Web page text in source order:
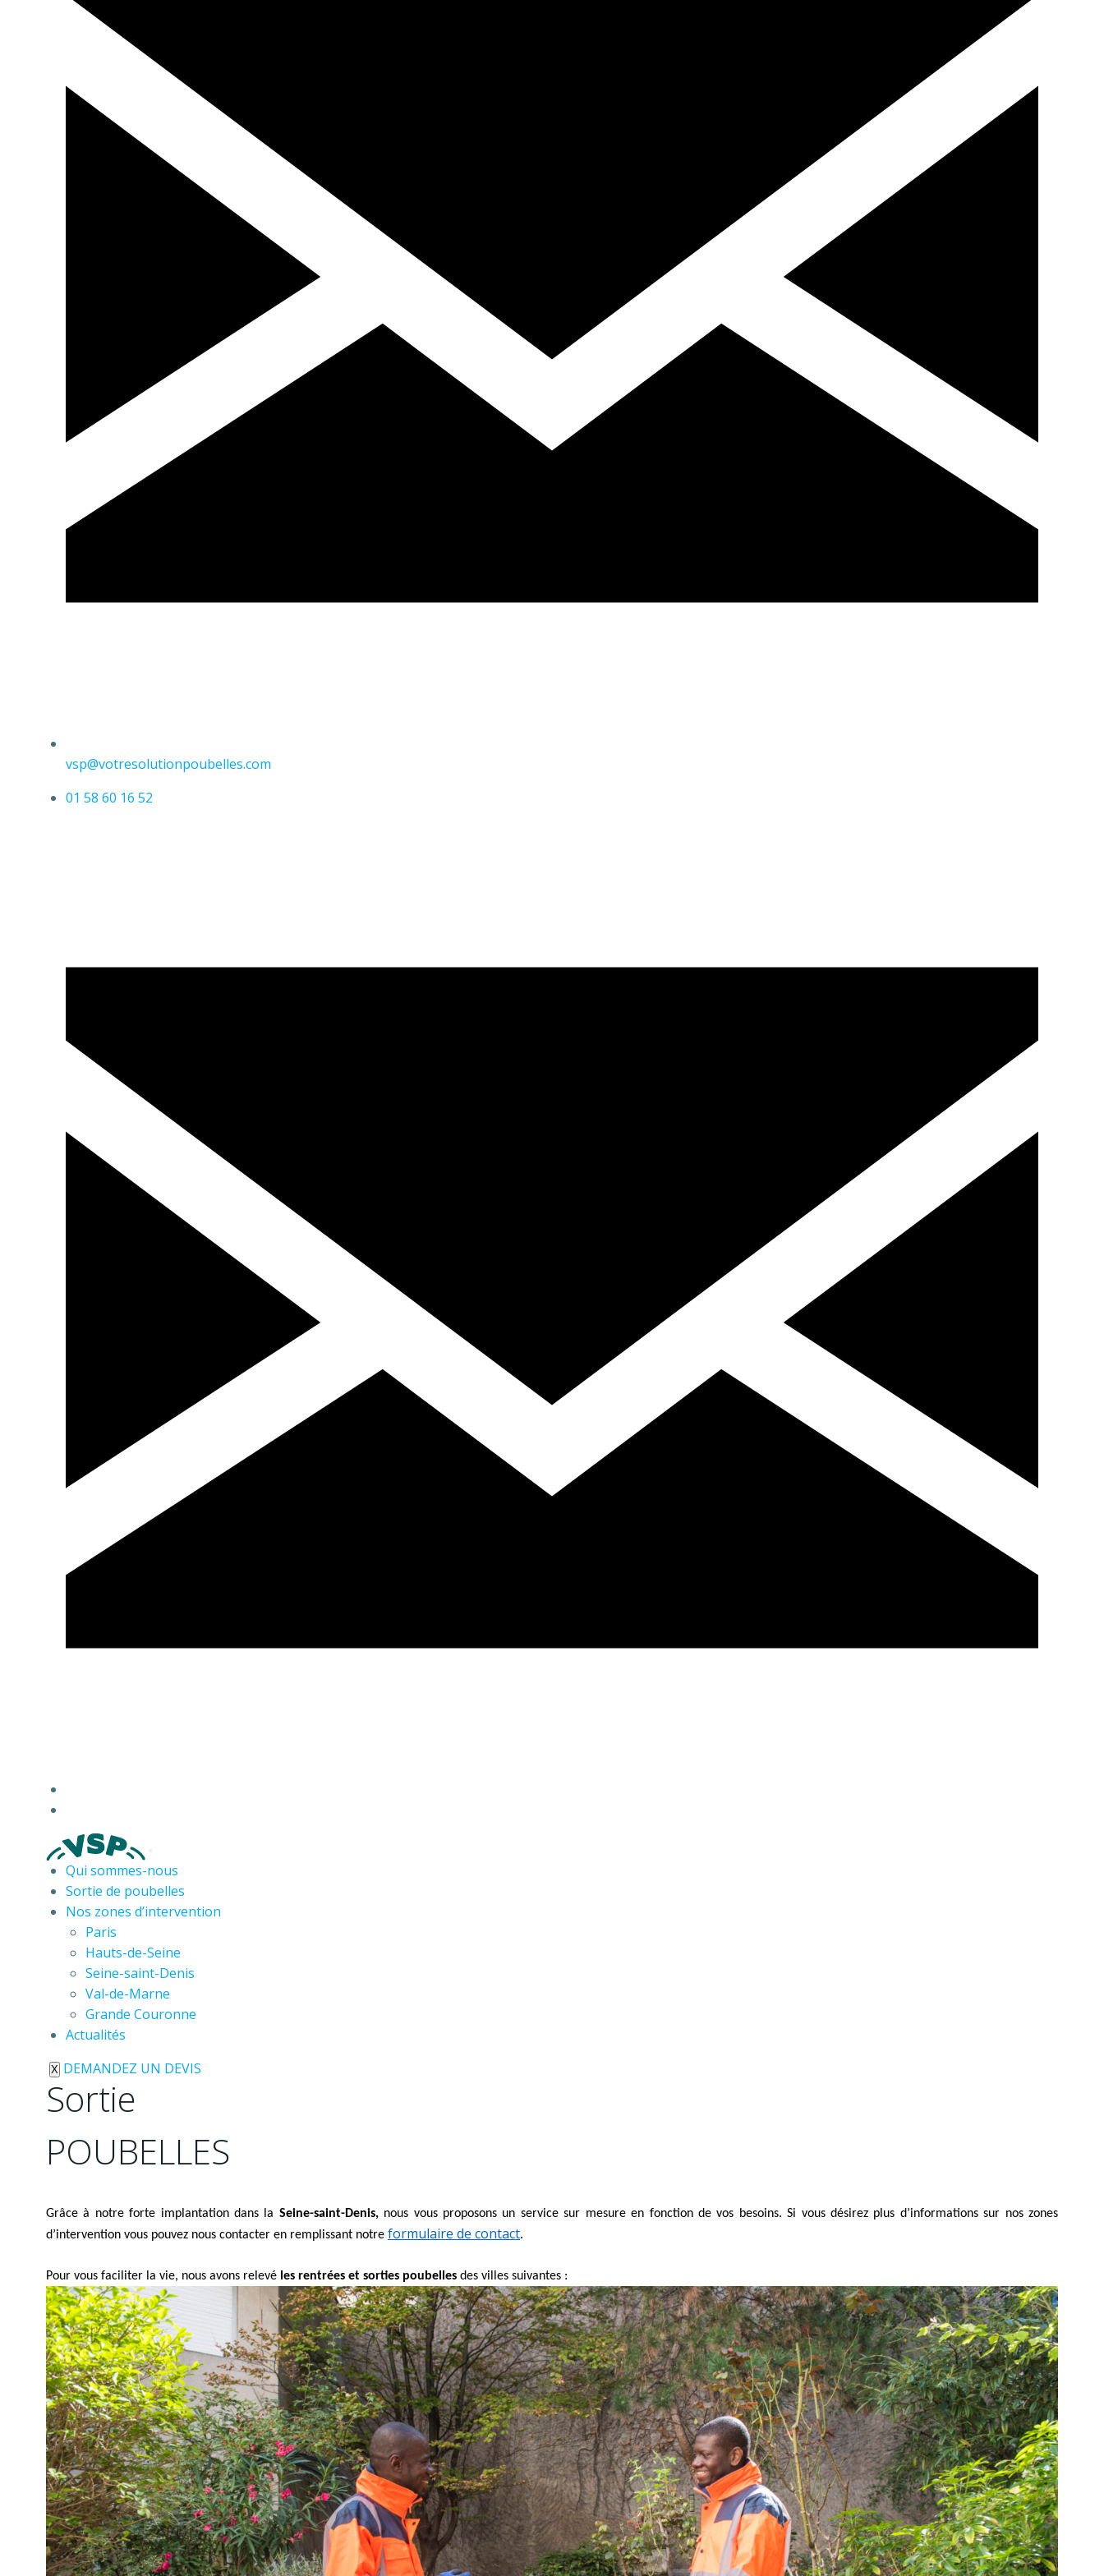
vsp@votresolutionpoubelles.com
01 58 60 16 52
Qui sommes-nous
Sortie de poubelles
Nos zones d’intervention
Paris
Hauts-de-Seine
Seine-saint-Denis
Val-de-Marne
Grande Couronne
Actualités
X DEMANDEZ UN DEVIS
Sortie
POUBELLES
Grâce à notre forte implantation dans la Seine-saint-Denis,nous vous proposons un service sur mesure en fonction de vos besoins. Si vous désirez plus d’informations sur nos zones
d’intervention vous pouvez nous contacter en remplissant notre formulaire de contact.
Pour vous faciliter la vie, nous avons relevé les rentrées et sorties poubelles des villes suivantes :